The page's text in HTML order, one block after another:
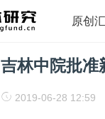
原创汇
吉林中院批准
2019-06-28 12:59